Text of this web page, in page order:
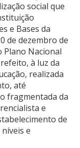
social que
e Bases da
de dezembro de
Plano Nacional
à luz da
realizada
até
fragmentada da
e
de
e